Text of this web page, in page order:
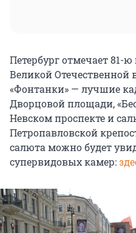
Петербург отмечает 81-
Великой Отечественной
«Фонтанки» — лучшие
Дворцовой площади,
Невском проспекте и
Петропавловской
салюта можно будет
супервидовых камер: